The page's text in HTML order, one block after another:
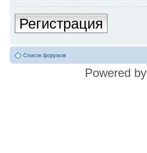
Регистрация
Список форумов
Powered by